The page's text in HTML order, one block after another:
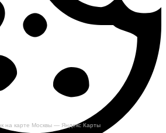
на карте Москвы — Яндекс Карты